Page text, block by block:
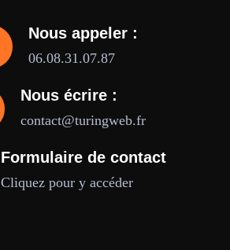
Nous appeler :
06.08.31.07.87
Nous écrire :
contact@turingweb.fr
Formulaire de contact
Cliquez pour y accéder